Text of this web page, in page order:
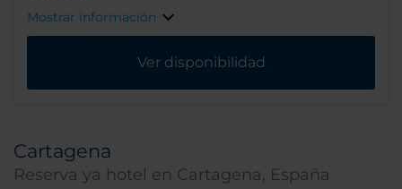
Mostrar información
Ver disponibilidad
Cartagena
Reserva ya hotel en Cartagena, España